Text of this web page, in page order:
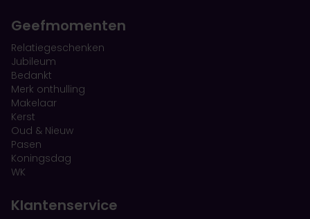
Geefmomenten
Relatiegeschenken
Jubileum
Bedankt
Merk onthulling
Makelaar
Kerst
Oud & Nieuw
Pasen
Koningsdag
WK
Klantenservice